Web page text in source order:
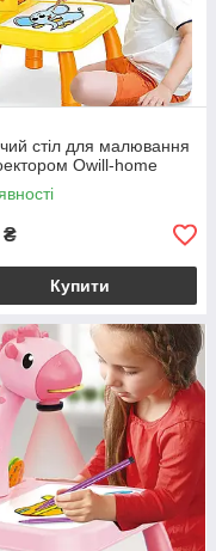
стіл для малювання
Owill-home
₴
Купити